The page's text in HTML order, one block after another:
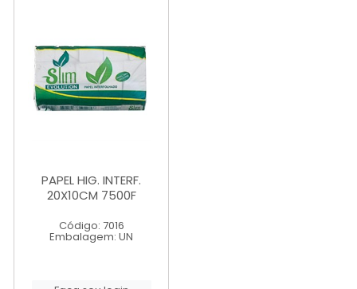
PAPEL HIG. INTERF.
20X10CM 7500F
Código: 7016
Embalagem: UN